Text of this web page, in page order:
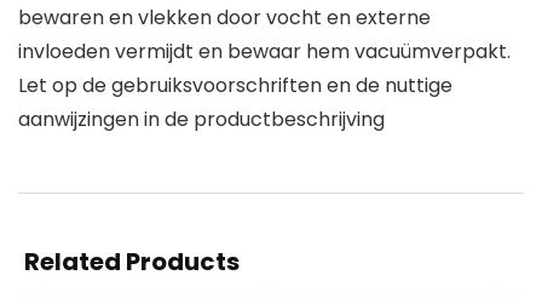
bewaren en vlekken door vocht en externe
invloeden vermijdt en bewaar hem vacuümverpakt.
Let op de gebruiksvoorschriften en de nuttige
aanwijzingen in de productbeschrijving
Related Products